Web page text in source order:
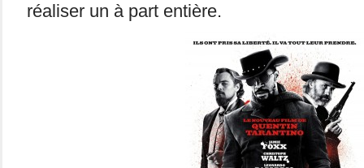
réaliser un à part entière.